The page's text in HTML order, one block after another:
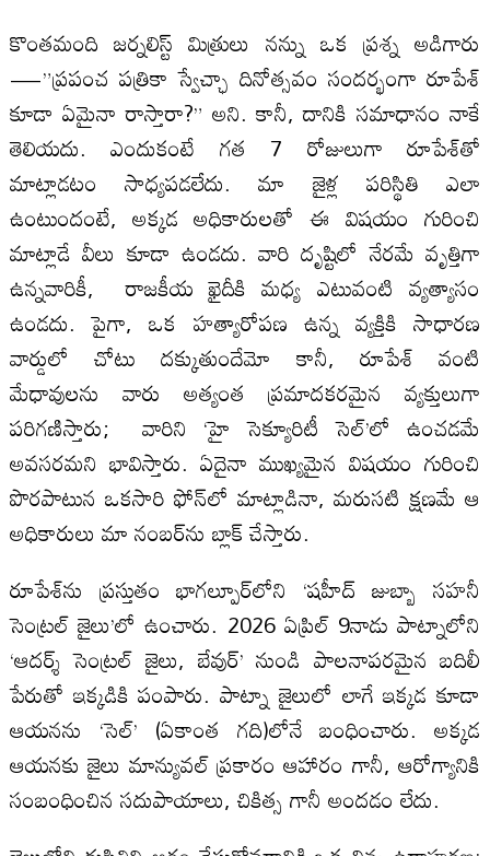
కొంతమంది జర్నలిస్ట్ మిత్రులు నన్ను ఒక ప్రశ్న అడిగారు
—”ప్రపంచ పత్రికా స్వేచ్ఛా దినోత్సవం సందర్భంగా రూపేశ్‌
కూడా ఏమైనా రాస్తారా?” అని. కానీ, దానికి సమాధానం నాకే
తెలియదు. ఎందుకంటే గత 7 రోజులుగా రూపేశ్‌తో
మాట్లాడటం సాధ్యపడలేదు. మా జైళ్ల పరిస్థితి ఎలా
ఉంటుందంటే, అక్కడ అధికారులతో ఈ విషయం గురించి
మాట్లాడే వీలు కూడా ఉండదు. వారి దృష్టిలో నేరమే వృత్తిగా
ఉన్నవారికీ, రాజకీయ ఖైదీకి మధ్య ఎటువంటి వ్యత్యాసం
ఉండదు. పైగా, ఒక హత్యారోపణ ఉన్న వ్యక్తికి సాధారణ
వార్డులో చోటు దక్కుతుందేమో కానీ, రూపేశ్‌ వంటి
మేధావులను వారు అత్యంత ప్రమాదకరమైన వ్యక్తులుగా
పరిగణిస్తారు; వారిని ‘హై సెక్యూరిటీ సెల్’లో ఉంచడమే
అవసరమని భావిస్తారు. ఏదైనా ముఖ్యమైన విషయం గురించి
పొరపాటున ఒకసారి ఫోన్‌లో మాట్లాడినా, మరుసటి క్షణమే ఆ
అధికారులు మా నంబర్‌ను బ్లాక్ చేస్తారు.
రూపేశ్‌ను ప్రస్తుతం భాగల్పూర్‌లోని ‘షహీద్ జుబ్బా సహనీ
సెంట్రల్ జైలు’లో ఉంచారు. 2026 ఏప్రిల్ 9నాడు పాట్నాలోని
‘ఆదర్శ్ సెంట్రల్ జైలు, బేవుర్’ నుండి పాలనాపరమైన బదిలీ
పేరుతో ఇక్కడికి పంపారు. పాట్నా జైలులో లాగే ఇక్కడ కూడా
ఆయనను ‘సెల్’ (ఏకాంత గది)లోనే బంధించారు. అక్కడ
ఆయనకు జైలు మాన్యువల్ ప్రకారం ఆహారం గానీ, ఆరోగ్యానికి
సంబంధించిన సదుపాయాలు, చికిత్స గానీ అందడం లేదు.